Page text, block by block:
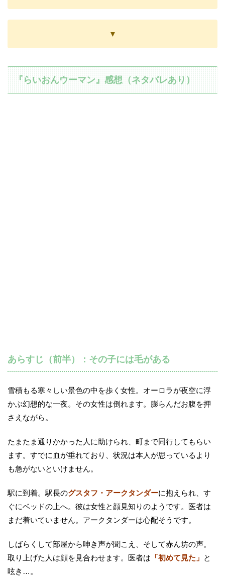
▼
『らいおんウーマン』感想（ネタバレあり）
あらすじ（前半）：その子には毛がある
雪積もる寒々しい景色の中を歩く女性。オーロラが夜空に浮
かぶ幻想的な一夜。その女性は倒れます。膨らんだお腹を押
さえながら。
たまたま通りかかった人に助けられ、町まで同行してもらい
ます。すでに血が垂れており、状況は本人が思っているより
も急がないといけません。
駅に到着。駅長のグスタフ・アークタンダーに抱えられ、す
ぐにベッドの上へ。彼は女性と顔見知りのようです。医者は
まだ着いていません。アークタンダーは心配そうです。
しばらくして部屋から呻き声が聞こえ、そして赤ん坊の声。
取り上げた人は顔を見合わせます。医者は 「初めて見た」 と
呟き…。